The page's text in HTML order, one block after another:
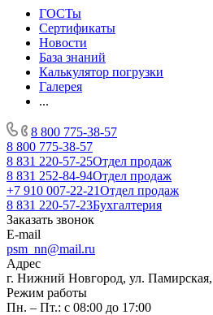
ГОСТы
Сертификаты
Новости
База знаний
Калькулятор погрузки
Галерея
...
8 800 775-38-57
8 800 775-38-57
8 831 220-57-25Отдел продаж
8 831 252-84-94Отдел продаж
+7 910 007-22-21Отдел продаж
8 831 220-57-23Бухгалтерия
Заказать звонок
E-mail
psm_nn@mail.ru
Адрес
г. Нижний Новгород, ул. Памирская,
Режим работы
Пн. – Пт.: с 08:00 до 17:00